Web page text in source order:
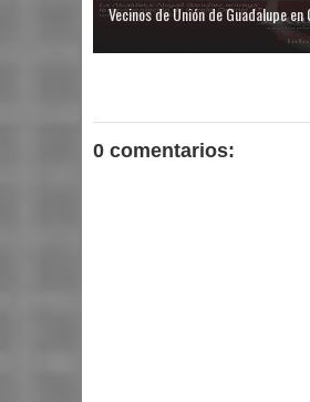
Vecinos de Unión de Guadalupe en
0 comentarios: